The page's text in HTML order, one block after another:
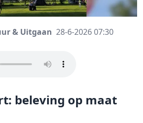
& Uitgaan 28-6-2026 07:30
beleving op maat